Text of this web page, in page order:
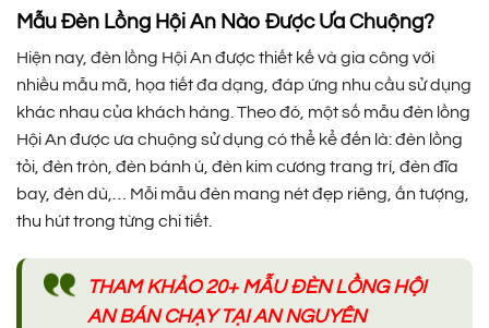
Mẫu Đèn Lồng Hội An Nào Được Ưa Chuộng?
Hiện nay, đèn lồng Hội An được thiết kế và gia công với
nhiều mẫu mã, họa tiết đa dạng, đáp ứng nhu cầu sử dụng
khác nhau của khách hàng. Theo đó, một số mẫu đèn lồng
Hội An được ưa chuộng sử dụng có thể kể đến là: đèn lồng
tỏi, đèn tròn, đèn bánh ú, đèn kim cương trang trí, đèn đĩa
bay, đèn dù,… Mỗi mẫu đèn mang nét đẹp riêng, ấn tượng,
thu hút trong từng chi tiết.
THAM KHẢO 20+ MẪU ĐÈN LỒNG HỘI
AN BÁN CHẠY TẠI AN NGUYÊN